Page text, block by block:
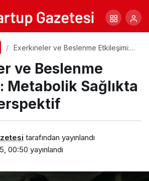
Exerkineler ve Beslenme Etkileşimi:
Perspektif
ve Beslenme
Metabolik Sağlıkta
tarafından yayınlandı
00:50 yayınlandı
Yapmak İçin 6 Neden: Sakinlik,
Arada